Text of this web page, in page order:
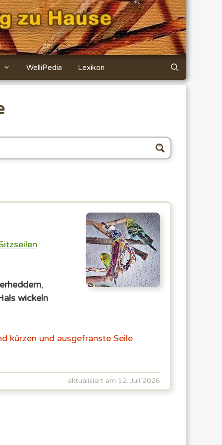
WelliPedia Lexikon
,
wickeln
kürzen und ausgefranste Seile
aktualisiert am 12. Juli 2026